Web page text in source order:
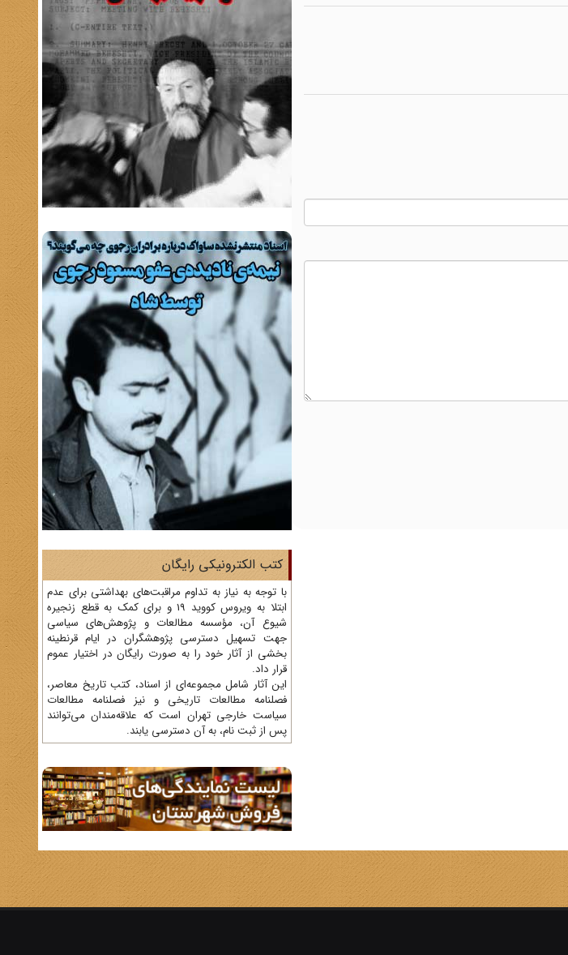
کتب الکترونیکی رایگان
با توجه به نیاز به تداوم مراقبت‌های بهداشتی برای عدم
ابتلا به ویروس کووید 19 و برای کمک به قطع زنجیره
شیوع آن، مؤسسه مطالعات و پژوهش‌های سیاسی
جهت تسهیل دسترسی پژوهشگران در ایام قرنطینه
بخشی از آثار خود را به صورت رایگان در اختیار عموم
قرار داد.
این آثار شامل مجموعه‌ای از اسناد، کتب تاریخ معاصر،
فصلنامه‌ مطالعات تاریخی و نیز فصلنامه مطالعات
سیاست خارجی تهران است که علاقه‌مندان می‌توانند
پس از ثبت نام، به آن دسترسی یابند.